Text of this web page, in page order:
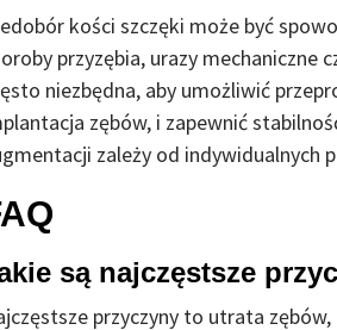
kości szczęki może być
przyzębia, urazy
niezbędna, aby umożliwić
zębów, i zapewnić
zależy od indywidualnych
są najczęstsze
przyczyny to utrata